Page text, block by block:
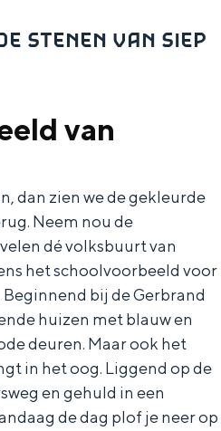
STENEN VAN SIEP
van
dan zien we de gekleurde
Neem nou de
dé volksbuurt van
het schoolvoorbeeld voor
bij de Gerbrand
huizen met blauw en
deuren. Maar ook het
in het oog. Liggend op de
en gehuld in een
de dag plof je neer op